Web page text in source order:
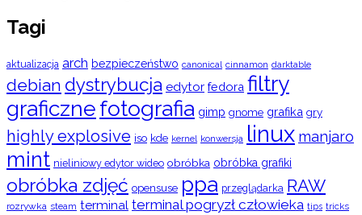
Tagi
aktualizacja arch bezpieczeństwo canonical cinnamon darktable
debian dystrybucja edytor fedora filtry
graficznefotografia gimp gnome grafika gry
highly explosive iso kde kernel konwersja linux manjaro
mint nieliniowy edytor wideo obróbka obróbka grafiki
obróbka zdjęć opensuse ppa przeglądarka RAW
rozrywka steam terminal terminal pogryzł człowieka tips tricks